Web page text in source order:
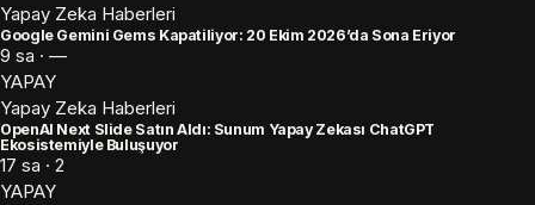
Yapay Zeka Haberleri
Google Gemini Gems Kapatiliyor: 20 Ekim 2026’da Sona Eriyor
9 sa · —
YAPAY
Yapay Zeka Haberleri
OpenAI Next Slide Satın Aldı: Sunum Yapay Zekası ChatGPT
Ekosistemiyle Buluşuyor
17 sa · 2
YAPAY